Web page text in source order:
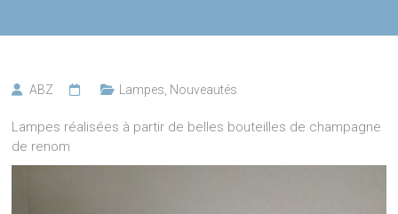
ABZ Lampes Nouveautés
Lampes réalisées à partir de belles bouteilles de champagne
de renom